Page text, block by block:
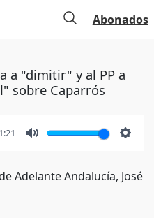
Abonados
a "dimitir" y al PP a
sobre Caparrós
Adelante Andalucía, José